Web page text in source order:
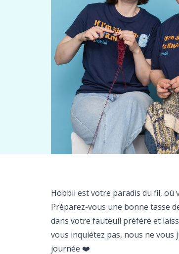
Hobbii est votre paradis du fil, où
Préparez-vous une bonne tasse
dans votre fauteuil préféré et
vous inquiétez pas, nous ne vous
journée ❤️